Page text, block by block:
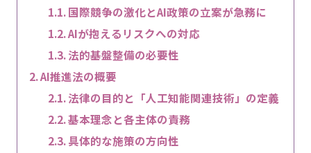
国際競争の激化とAI政策の立案が急務に
AIが抱えるリスクへの対応
法的基盤整備の必要性
AI推進法の概要
法律の目的と「人工知能関連技術」の定義
基本理念と各主体の責務
具体的な施策の方向性